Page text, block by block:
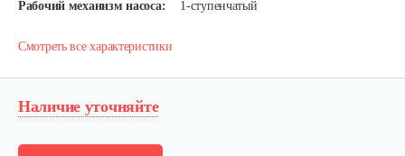
Рабочий механизм насоса:
1-ступенчатый
Смотреть все характеристики
Наличие уточняйте